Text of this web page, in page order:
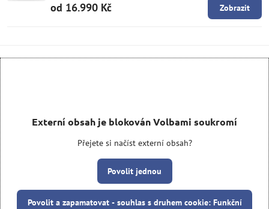
od 16.990 Kč Zobrazit
Externí obsah je blokován Volbami soukromí
Přejete si načíst externí obsah?
Povolit jednou
Povolit a zapamatovat - souhlas s druhem cookie: Funkční